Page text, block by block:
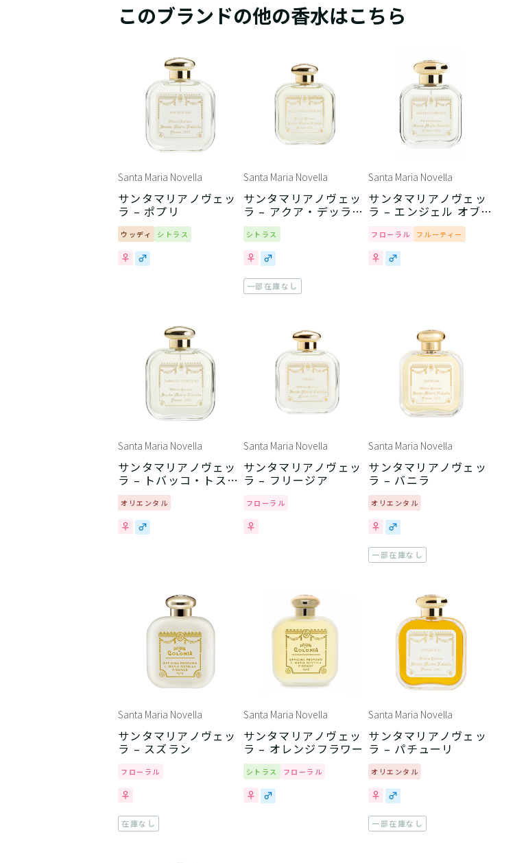
このブランドの他の香水はこちら
Santa Maria Novella
サンタマリアノヴェッ
ラ – ポプリ
ウッディ シトラス
Santa Maria Novella
サンタマリアノヴェッ
ラ – アクア・デッラ・
レジーナ
シトラス
一部在庫なし
Santa Maria Novella
サンタマリアノヴェッ
ラ – エンジェル オブ
フローレンス
フローラル フルーティー
Santa Maria Novella
サンタマリアノヴェッ
ラ – トバッコ・トスカ
ーノ
オリエンタル
Santa Maria Novella
サンタマリアノヴェッ
ラ – フリージア
フローラル
Santa Maria Novella
サンタマリアノヴェッ
ラ – バニラ
オリエンタル
一部在庫なし
Santa Maria Novella
サンタマリアノヴェッ
ラ – スズラン
フローラル
在庫なし
Santa Maria Novella
サンタマリアノヴェッ
ラ – オレンジフラワー
シトラス フローラル
Santa Maria Novella
サンタマリアノヴェッ
ラ – パチューリ
オリエンタル
一部在庫なし